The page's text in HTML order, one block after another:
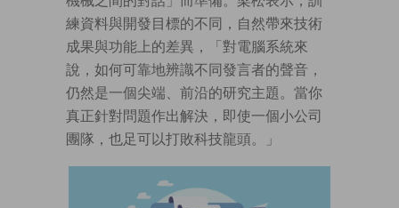
練資料與開發目標的不同，自然帶來技術
成果與功能上的差異，「對電腦系統來
說，如何可靠地辨識不同發言者的聲音，
仍然是一個尖端、前沿的研究主題。當你
真正針對問題作出解決，即使一個小公司
團隊，也足可以打敗科技龍頭。」